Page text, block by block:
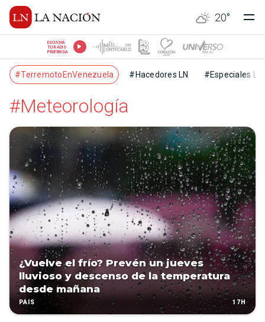
20°
ESCUCHÁ
TU RADIO
PREFERIDA
#TerremotoEnVenezuela #Hacedores LN #Especiales LN
#Meteorología
¿Vuelve el frío? Prevén un jueves
lluvioso y descenso de la temperatura
desde mañana
PAÍS 17H